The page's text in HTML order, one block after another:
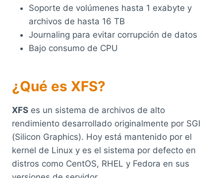
Soporte de volúmenes hasta 1 exabyte y
archivos de hasta 16 TB
Journaling para evitar corrupción de datos
Bajo consumo de CPU
¿Qué es XFS?
XFS es un sistema de archivos de alto
rendimiento desarrollado originalmente por SGI
(Silicon Graphics). Hoy está mantenido por el
kernel de Linux y es el sistema por defecto en
distros como CentOS, RHEL y Fedora en sus